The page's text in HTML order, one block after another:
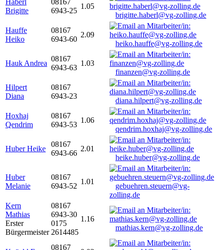
Haberl
Brigitte
08167
6943-25
1.05
brigitte.haberl@vg-zolling.de
Hauffe
Heiko
08167
6943-60
2.09
heiko.hauffe@vg-zolling.de
Hauk Andrea
08167
6943-63
1.03
finanzen@vg-zolling.de
Hilpert
Diana
08167
6943-23
diana.hilpert@vg-zolling.de
Hoxhaj
Qendrim
08167
6943-53
1.06
qendrim.hoxhaj@vg-zolling.de
Huber Heike
08167
6943-66
2.01
heike.huber@vg-zolling.de
Huber
Melanie
08167
6943-52
1.01
gebuehren.steuern@vg-
zolling.de
Kern
Mathias
Erster
Bürgermeister
08167
6943-30
0175
2614485
1.16
mathias.kern@vg-zolling.de
08167